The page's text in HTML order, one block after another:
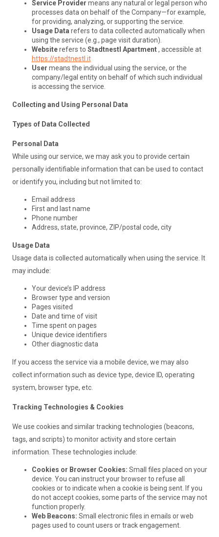
Service Provider means any natural or legal person who
processes data on behalf of the Company—for example,
for providing, analyzing, or supporting the service.
Usage Data refers to data collected automatically when
using the service (e.g., page visit duration).
Websiterefers to Stadtnestl Apartment, accessible at
https://stadtnestl.it
User means the individual using the service, or the
company/legal entity on behalf of which such individual
is accessing the service.
Collecting and Using Personal Data
Types of Data Collected
Personal Data
While using our service, we may ask you to provide certain
personally identifiable information that can be used to contact
or identify you, including but not limited to:
Email address
First and last name
Phone number
Address, state, province, ZIP/postal code, city
Usage Data
Usage data is collected automatically when using the service. It
may include:
Your device’s IP address
Browser type and version
Pages visited
Date and time of visit
Time spent on pages
Unique device identifiers
Other diagnostic data
If you access the service via a mobile device, we may also
collect information such as device type, device ID, operating
system, browser type, etc.
Tracking Technologies & Cookies
We use cookies and similar tracking technologies (beacons,
tags, and scripts) to monitor activity and store certain
information. These technologies include:
Cookies or Browser Cookies: Small files placed on your
device. You can instruct your browser to refuse all
cookies or to indicate when a cookie is being sent. If you
do not accept cookies, some parts of the service may not
function properly.
Web Beacons: Small electronic files in emails or web
pages used to count users or track engagement.